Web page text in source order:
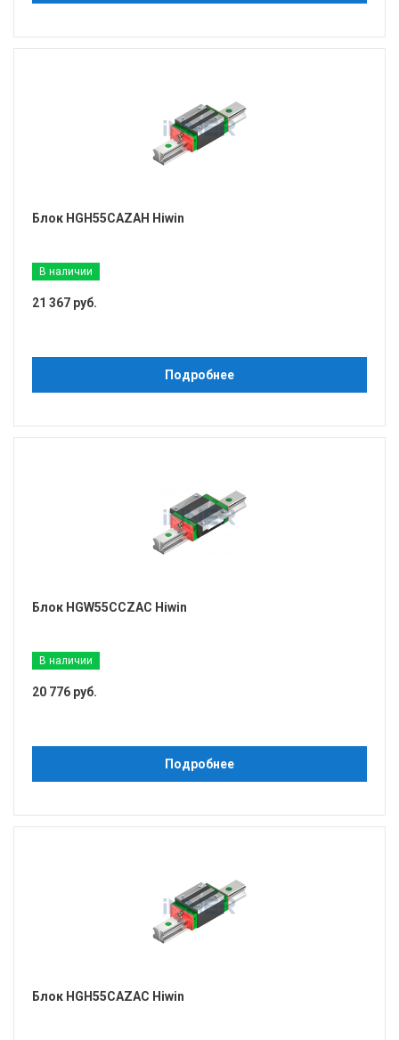
Блок HGH55CAZAH Hiwin
В наличии
21 367 руб.
Подробнее
Блок HGW55CCZAC Hiwin
В наличии
20 776 руб.
Подробнее
Блок HGH55CAZAC Hiwin